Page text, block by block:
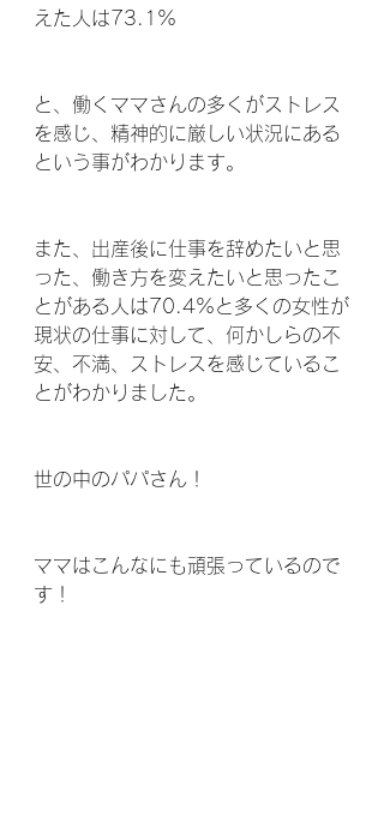
えた人は73.1%
と、働くママさんの多くがストレス
を感じ、精神的に厳しい状況にある
という事がわかります。
また、出産後に仕事を辞めたいと思
った、働き方を変えたいと思ったこ
とがある人は70.4%と多くの女性が
現状の仕事に対して、何かしらの不
安、不満、ストレスを感じているこ
とがわかりました。
世の中のパパさん！
ママはこんなにも頑張っているので
す！